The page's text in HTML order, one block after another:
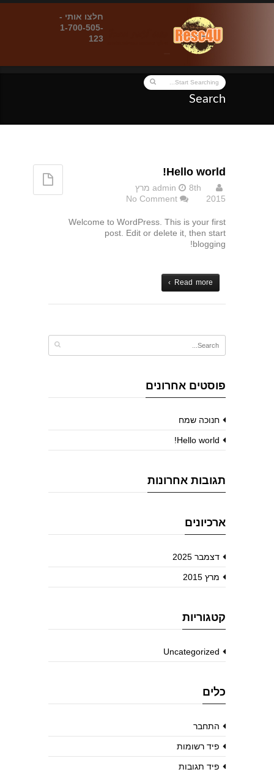
חלצו אותי -
1-700-505-
123
Search
Hello world!
admin 8th מרץ
2015
No Comment
Welcome to WordPress. This is your first
post. Edit or delete it, then start
blogging!
Read more ›
פוסטים אחרונים
חנוכה שמח
Hello world!
תגובות אחרונות
ארכיונים
דצמבר 2025
מרץ 2015
קטגוריות
Uncategorized
כלים
התחבר
פיד רשומות
פיד תגובות